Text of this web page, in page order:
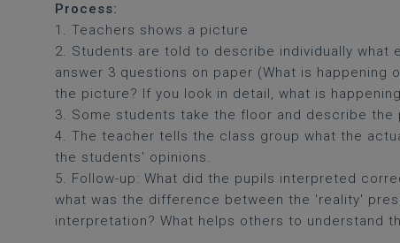
Process:
1. Teachers shows a picture
2. Students are told to describe individually
answer 3 questions on paper (What is happening
the picture? If you look in detail, what is
3. Some students take the floor and describe
4. The teacher tells the class group what the
the students' opinions.
5. Follow-up: What did the pupils interpreted
what was the difference between the 'reality'
interpretation? What helps others to understand